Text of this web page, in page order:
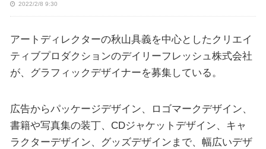
2022/2/8 9:30
アートディレクターの秋山具義を中心としたクリエイ
ティブプロダクションのデイリーフレッシュ株式会社
が、グラフィックデザイナーを募集している。
広告からパッケージデザイン、ロゴマークデザイン、
書籍や写真集の装丁、CDジャケットデザイン、キャ
ラクターデザイン、グッズデザインまで、幅広いデザ